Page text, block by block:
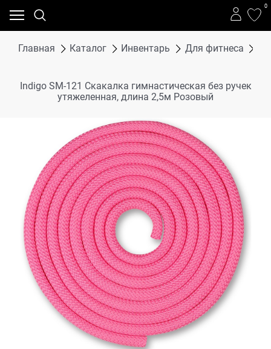
0
Главная Каталог Инвентарь Для фитнеса
Indigo SM-121 Скакалка гимнастическая без ручек
утяжеленная, длина 2,5м Розовый